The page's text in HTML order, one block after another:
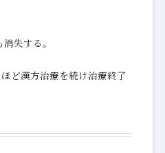
失する。
ど漢方治療を続け治療終了